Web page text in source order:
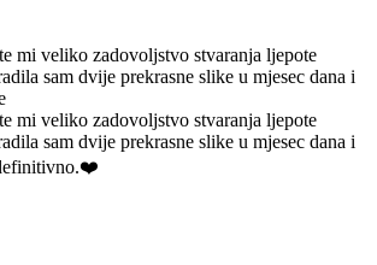
mi veliko zadovoljstvo stvaranja ljepote
sam dvije prekrasne slike u mjesec dana i
mi veliko zadovoljstvo stvaranja ljepote
sam dvije prekrasne slike u mjesec dana i